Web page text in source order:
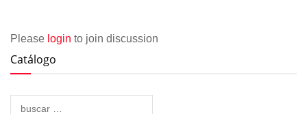
Please login to join discussion
Catálogo